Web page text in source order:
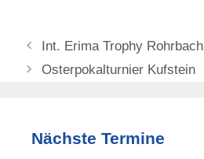
Int. Erima Trophy Rohrbach
Osterpokalturnier Kufstein
Nächste Termine